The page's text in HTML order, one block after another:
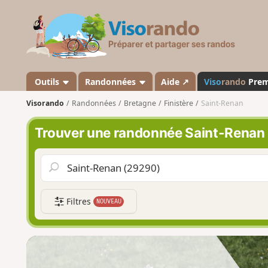
s
a
n
d
o
Outils Randonnées Aide ↗ Visorando
Visorando Randonnées Bretagne Finistère Saint-Renan
Trouver une randonnée Saint-Renan
Filtres NOUVEAU